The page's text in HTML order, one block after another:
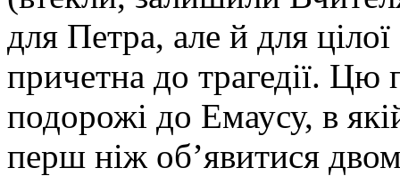
для Петра, але й для
причетна до трагедії. Цю
подорожі до Емаусу, в
перш ніж об’явитися